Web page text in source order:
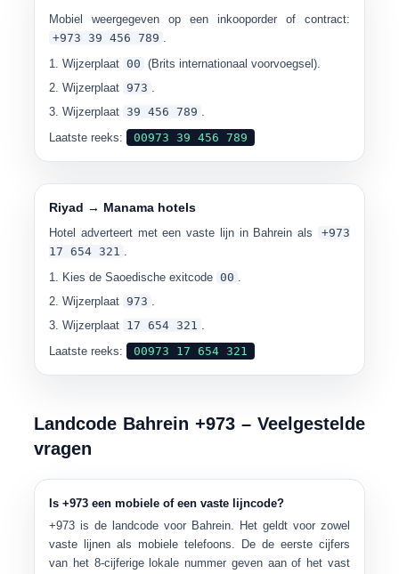
Mobiel weergegeven op een inkooporder of contract:
+973 39 456 789 .
Wijzerplaat 00 (Brits internationaal voorvoegsel).
Wijzerplaat 973 .
Wijzerplaat 39 456 789 .
Laatste reeks:
00973 39 456 789
Riyad → Manama hotels
Hotel adverteert met een vaste lijn in Bahrein als
+973
17 654 321 .
Kies de Saoedische exitcode 00 .
Wijzerplaat 973 .
Wijzerplaat 17 654 321 .
Laatste reeks:
00973 17 654 321
Landcode Bahrein +973 – Veelgestelde
vragen
Is +973 een mobiele of een vaste lijncode?
+973 is de landcode voor Bahrein. Het geldt voor zowel
vaste lijnen als mobiele telefoons. De de eerste cijfers
van het 8-cijferige lokale nummer geven aan of het vast